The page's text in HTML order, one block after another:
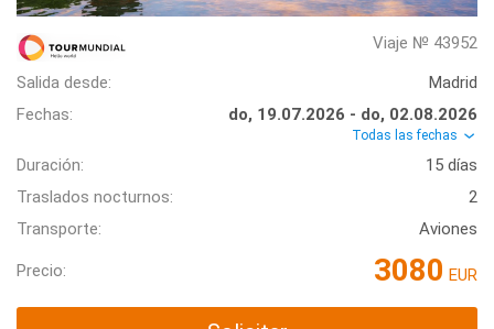
Viaje № 43952
Salida desde:
Madrid
Fechas:
do, 19.07.2026 - do, 02.08.2026
Todas las fechas
Duración:
15 días
Traslados nocturnos:
2
Transporte:
Aviones
Precio: 3080 EUR